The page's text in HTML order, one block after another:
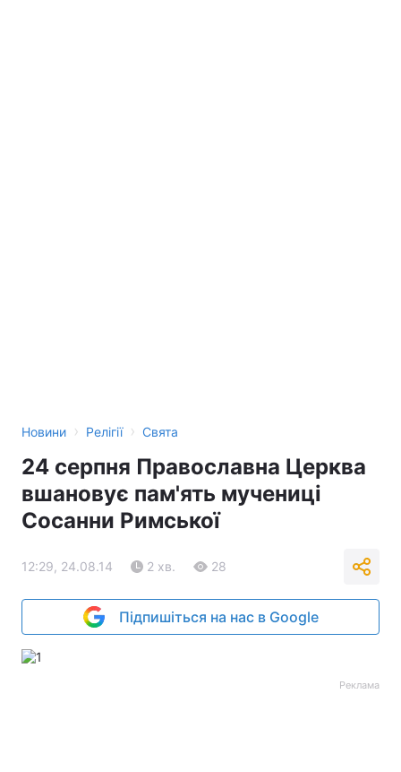
Новини › Релігії › Свята
24 серпня Православна Церква
вшановує пам'ять мучениці
Сосанни Римської
12:29, 24.08.14 2 хв. 28
Підпишіться на нас в Google
Реклама